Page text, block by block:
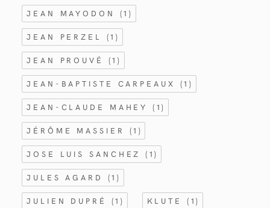
JEAN MAYODON (1)
JEAN PERZEL (1)
JEAN PROUVÉ (1)
JEAN-BAPTISTE CARPEAUX (1)
JEAN-CLAUDE MAHEY(1)
JÉRÔME MASSIER (1)
JOSE LUIS SANCHEZ(1)
JULES AGARD (1)
JULIEN DUPRÉ (1) KLUTE (1)